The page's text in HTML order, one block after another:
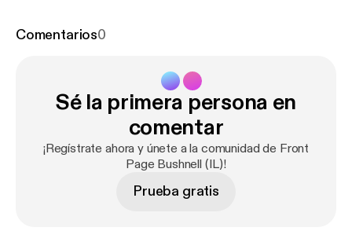
Comentarios0
Sé la primera persona en
comentar
¡Regístrate ahora y únete a la comunidad de Front
Page Bushnell (IL)!
Prueba gratis